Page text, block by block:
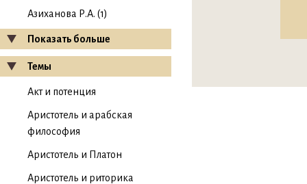
Азиханова Р.А. (1)
Показать больше
Темы
Акт и потенция
Аристотель и арабская
философия
Аристотель и Платон
Аристотель и риторика